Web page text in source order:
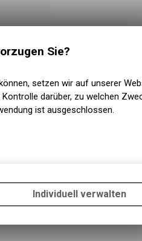
Sie?
setzen wir auf unserer
darüber, zu welchen
ist ausgeschlossen.
unseres Online-Angebots,
Bitte beachten Sie, dass die
Individuell verwalten